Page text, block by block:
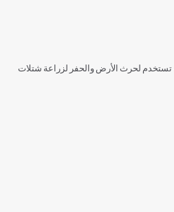
لحرث الأرض والحفر لزراعة شتلات